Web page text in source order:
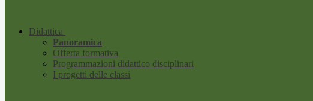
Didattica
Panoramica
Offerta formativa
Programmazioni didattico disciplinari
I progetti delle classi